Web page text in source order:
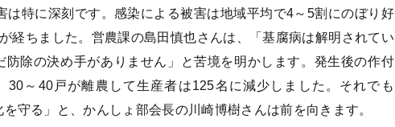
は特に深刻です。感染による被害は地域平均で4～5割にのぼり好
経ちました。営農課の島田慎也さんは、「基腐病は解明されてい
防除の決め手がありません」と苦境を明かします。発生後の作付
30～40戸が離農して生産者は125名に減少しました。それでも
を守る」と、かんしょ部会長の川崎博樹さんは前を向きます。